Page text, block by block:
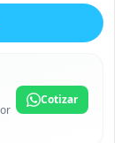
Cotizar